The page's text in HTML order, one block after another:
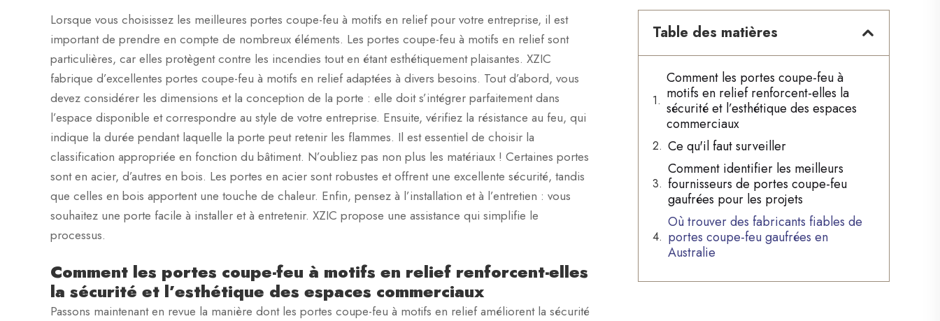
Lorsque vous choisissez les meilleures portes coupe-feu à motifs en relief pour votre entreprise, il est
important de prendre en compte de nombreux éléments. Les portes coupe-feu à motifs en relief sont
particulières, car elles protègent contre les incendies tout en étant esthétiquement plaisantes. XZIC
fabrique d’excellentes portes coupe-feu à motifs en relief adaptées à divers besoins. Tout d’abord, vous
devez considérer les dimensions et la conception de la porte : elle doit s’intégrer parfaitement dans
l’espace disponible et correspondre au style de votre entreprise. Ensuite, vérifiez la résistance au feu, qui
indique la durée pendant laquelle la porte peut retenir les flammes. Il est essentiel de choisir la
classification appropriée en fonction du bâtiment. N’oubliez pas non plus les matériaux ! Certaines portes
sont en acier, d’autres en bois. Les portes en acier sont robustes et offrent une excellente sécurité, tandis
que celles en bois apportent une touche de chaleur. Enfin, pensez à l’installation et à l’entretien : vous
souhaitez une porte facile à installer et à entretenir. XZIC propose une assistance qui simplifie le
processus.
Comment les portes coupe-feu à motifs en relief renforcent-elles
la sécurité et l’esthétique des espaces commerciaux
Passons maintenant en revue la manière dont les portes coupe-feu à motifs en relief améliorent la sécurité
Table des matières
Comment les portes coupe-feu à
motifs en relief renforcent-elles la
sécurité et l’esthétique des espaces
commerciaux
Ce qu'il faut surveiller
Comment identifier les meilleurs
fournisseurs de portes coupe-feu
gaufrées pour les projets
Où trouver des fabricants fiables de
portes coupe-feu gaufrées en
Australie